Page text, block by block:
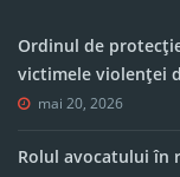
Ordinul de
victimele violenței
mai 20, 2026
Rolul avocatului în